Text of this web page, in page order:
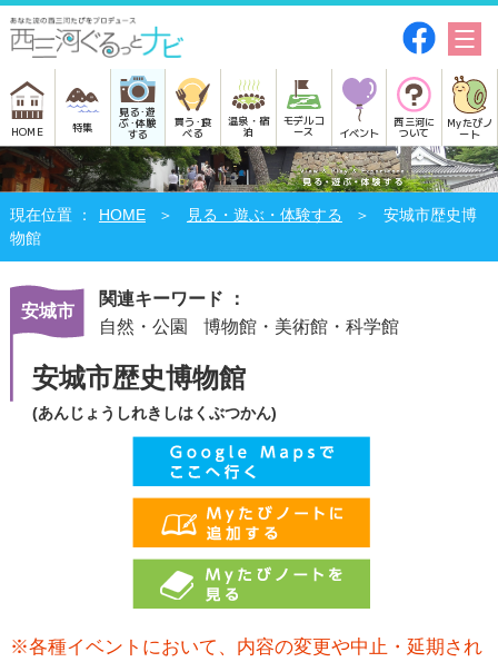
HOME 特集
見る･遊
ぶ･体験
する
買う･食
べる
温泉・宿
泊
モデルコ
ース イベント
西三河に
ついて
Myたびノ
ート
HOME 見る・遊ぶ・体験する
安城市歴史博
物館
安城市
関連キーワード ：
自然・公園
博物館・美術館・科学館
安城市歴史博物館
(あんじょうしれきしはくぶつかん)
※各種イベントにおいて、内容の変更や中止・延期され